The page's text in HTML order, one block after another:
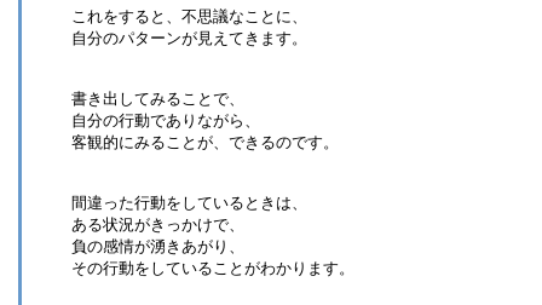
これをすると、不思議なことに、
自分のパターンが見えてきます。
書き出してみることで、
自分の行動でありながら、
客観的にみることが、できるのです。
間違った行動をしているときは、
ある状況がきっかけで、
負の感情が湧きあがり、
その行動をしていることがわかります。